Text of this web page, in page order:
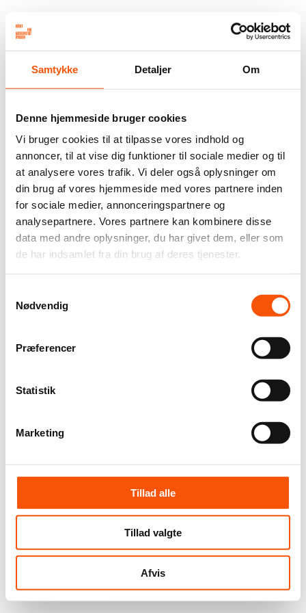
Samtykke Detaljer Om
Denne hjemmeside bruger cookies
Vi bruger cookies til at tilpasse vores indhold og
annoncer, til at vise dig funktioner til sociale medier og til
at analysere vores trafik. Vi deler også oplysninger om
din brug af vores hjemmeside med vores partnere inden
for sociale medier, annonceringspartnere og
analysepartnere. Vores partnere kan kombinere disse
data med andre oplysninger, du har givet dem, eller som
de har indsamlet fra din brug af deres tjenester.
Nødvendig
Præferencer
Statistik
Marketing
Tillad alle
Tillad valgte
Afvis